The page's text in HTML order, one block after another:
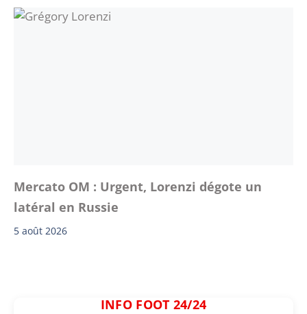
Mercato OM : Urgent, Lorenzi dégote un
latéral en Russie
5 août 2026
INFO FOOT 24/24